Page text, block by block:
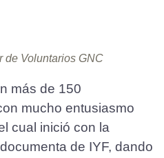
de Voluntarios GNC
más de 150
mucho entusiasmo
cual inició con la
de IYF, dando